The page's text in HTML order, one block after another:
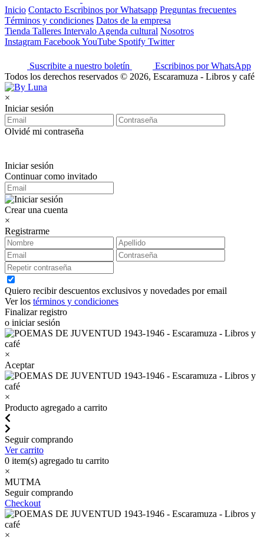
Inicio Contacto Escribinos por Whatsapp Preguntas frecuentes
Términos y condiciones Datos de la empresa
Tienda Talleres Intervalo Agenda cultural Nosotros
Instagram FacebookYouTube Spotify Twitter
Suscribite a nuestro boletín
Escribinos por WhatsApp
Todos los derechos reservados © 2026, Escaramuza - Libros y café
×
Iniciar sesión
Olvidé mi contraseña
Iniciar sesión
Continuar como invitado
Crear una cuenta
×
Registrarme
Quiero recibir descuentos exclusivos y novedades por email
Ver los términos y condiciones
Finalizar registro
o iniciar sesión
×
Aceptar
×
Producto agregado a carrito
Seguir comprando
Ver carrito
0 item(s) agregado tu carrito
×
MUTMA
Seguir comprando
Checkout
×